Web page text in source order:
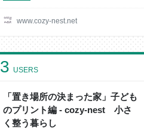
www.cozy-nest.net
「置き場所の決まった家」子ども
のプリント編 - cozy-nest 小さ
く整う暮らし
3 USERS